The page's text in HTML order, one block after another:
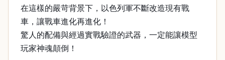
在這樣的嚴苛背景下，以色列軍不斷改造現有戰
車，讓戰車進化再進化！
驚人的配備與經過實戰驗證的武器，一定能讓模型
玩家神魂顛倒！